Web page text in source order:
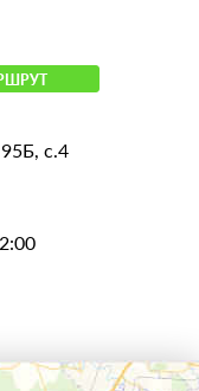
с.4